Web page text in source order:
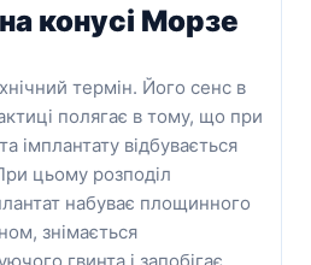
на конусі Морзе
термін. Його сенс в
полягає в тому, що при
імплантату відбувається
цьому розподіл
набуває площинного
знімається